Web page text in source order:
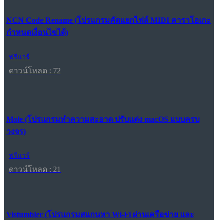
NCN Code Rename (โปรแกรมคัดแยกไฟล์ MIDI คาราโอเกะ
กำหนดเงื่อนไขได้)
ฟรีแวร์
ดาวน์โหลด : 72
Mole (โปรแกรมทำความสะอาด ปรับแต่ง macOS แบบครบ
วงจร)
ฟรีแวร์
ดาวน์โหลด : 21
Vistumbler (โปรแกรมสแกนหา Wi-Fi ผ่านเครือข่าย และ